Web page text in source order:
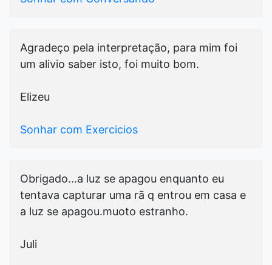
Agradeço pela interpretação, para mim foi
um alivio saber isto, foi muito bom.
Elizeu
Sonhar com Exercicios
Obrigado...a luz se apagou enquanto eu
tentava capturar uma rã q entrou em casa e
a luz se apagou.muoto estranho.
Juli